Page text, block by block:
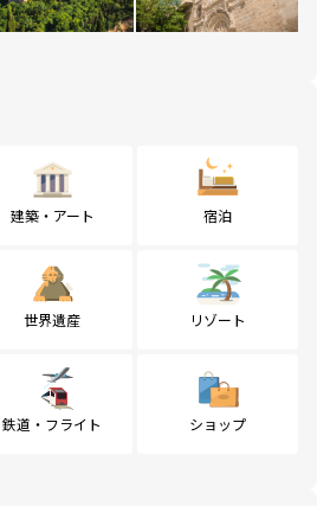
建築・アート 宿泊
世界遺産 リゾート
鉄道・フライト ショップ